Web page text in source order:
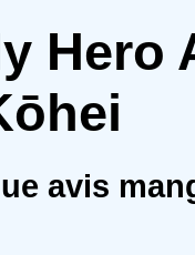
Hero
avis